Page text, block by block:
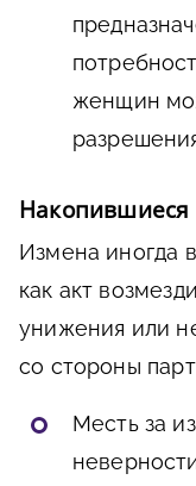
женщин
Накопившиеся
Измена иногда
как акт
унижения или
со стороны
Месть за